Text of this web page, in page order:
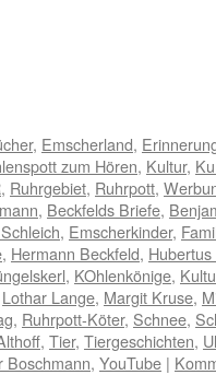
, Emscherland,
zum Hören, Kultur,
, Ruhrgebiet, Ruhrpott,
, Beckfelds Briefe,
, Emscherkinder,
, Hermann Beckfeld,
, KOhlenkönige,
Lothar Lange, Margit Kruse,
, Ruhrpott-Köter, Schnee,
, Tier, Tiergeschichten,
Boschmann, YouTube |